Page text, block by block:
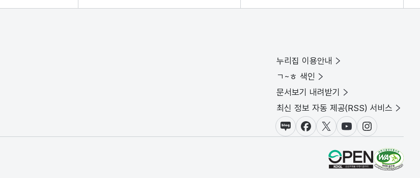
누리집 이용안내
ㄱ~ㅎ 색인
문서보기 내려받기
최신 정보 자동 제공(RSS) 서비스
블로그페이스북X(트위터)
유튜브인스타그램